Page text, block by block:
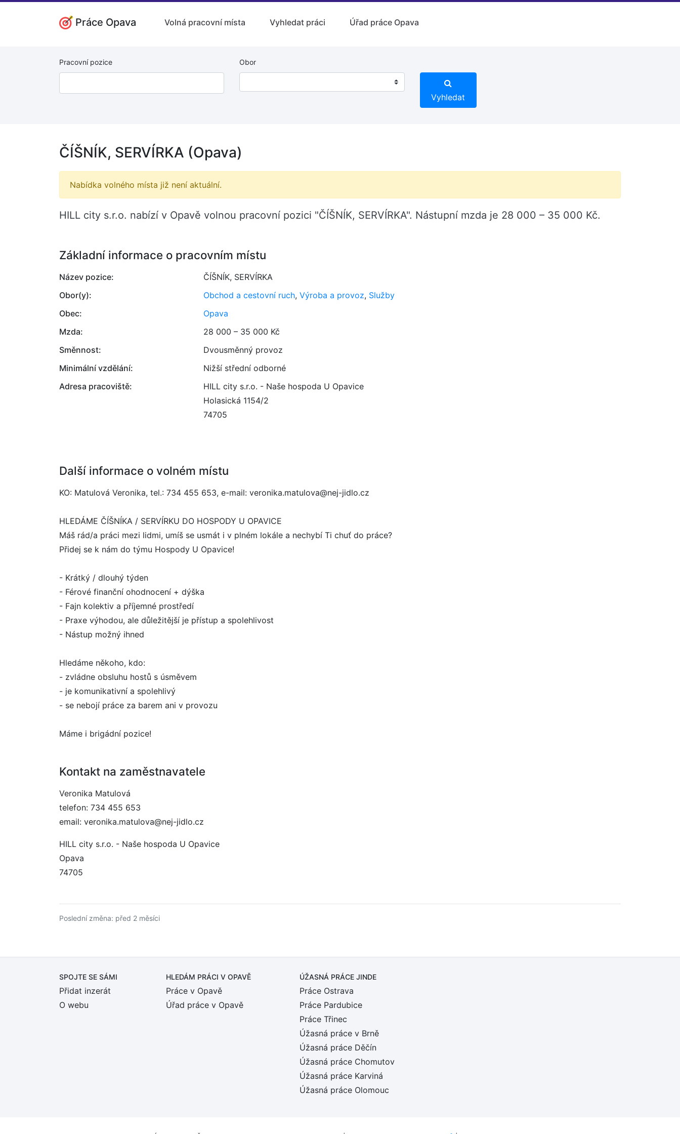
Práce Opava Volná pracovní místa Vyhledat práci Úřad práce Opava
Pracovní pozice Obor
Vyhledat
ČÍŠNÍK, SERVÍRKA (Opava)
Nabídka volného místa již není aktuální.
HILL city s.r.o. nabízí v Opavě volnou pracovní pozici "ČÍŠNÍK, SERVÍRKA". Nástupní mzda je 28 000 – 35 000 Kč.
Základní informace o pracovním místu
Název pozice:
ČÍŠNÍK, SERVÍRKA
Obor(y):
Obchod a cestovní ruch, Výroba a provoz, Služby
Obec:
Opava
Mzda:
28 000 – 35 000 Kč
Směnnost:
Dvousměnný provoz
Minimální vzdělání:
Nižší střední odborné
Adresa pracoviště:
HILL city s.r.o. - Naše hospoda U Opavice
Holasická 1154/2
74705
Další informace o volném místu
KO: Matulová Veronika, tel.: 734 455 653, e-mail: veronika.matulova@nej-jidlo.cz
HLEDÁME ČÍŠNÍKA / SERVÍRKU DO HOSPODY U OPAVICE
Máš rád/a práci mezi lidmi, umíš se usmát i v plném lokále a nechybí Ti chuť do práce?
Přidej se k nám do týmu Hospody U Opavice!
- Krátký / dlouhý týden
- Férové finanční ohodnocení + dýška
- Fajn kolektiv a příjemné prostředí
- Praxe výhodou, ale důležitější je přístup a spolehlivost
- Nástup možný ihned
Hledáme někoho, kdo:
- zvládne obsluhu hostů s úsměvem
- je komunikativní a spolehlivý
- se nebojí práce za barem ani v provozu
Máme i brigádní pozice!
Kontakt na zaměstnavatele
Veronika Matulová
telefon: 734 455 653
email: veronika.matulova@nej-jidlo.cz
HILL city s.r.o. - Naše hospoda U Opavice
Opava
74705
Poslední změna: před 2 měsíci
SPOJTE SE SÁMI
Přidat inzerát
O webu
HLEDÁM PRÁCI V OPAVĚ
Práce v Opavě
Úřad práce v Opavě
ÚŽASNÁ PRÁCE JINDE
Práce Ostrava
Práce Pardubice
Práce Třinec
Úžasná práce v Brně
Úžasná práce Děčín
Úžasná práce Chomutov
Úžasná práce Karviná
Úžasná práce Olomouc